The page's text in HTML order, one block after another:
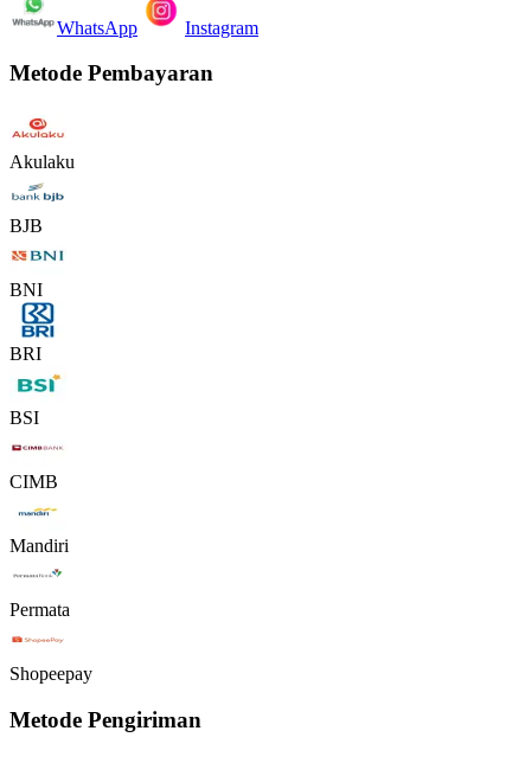
WhatsApp Instagram
Metode Pembayaran
Akulaku
BJB
BNI
BRI
BSI
CIMB
Mandiri
Permata
Shopeepay
Metode Pengiriman